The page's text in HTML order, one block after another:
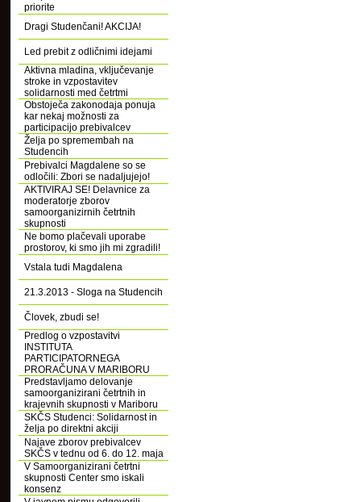
priorite
Dragi Studenčani! AKCIJA!
Led prebit z odličnimi idejami
Aktivna mladina, vključevanje
stroke in vzpostavitev
solidarnosti med četrtmi
Obstoječa zakonodaja ponuja
kar nekaj možnosti za
participacijo prebivalcev
Želja po spremembah na
Studencih
Prebivalci Magdalene so se
odločili: Zbori se nadaljujejo!
AKTIVIRAJ SE! Delavnice za
moderatorje zborov
samoorganizirnih četrtnih
skupnosti
Ne bomo plačevali uporabe
prostorov, ki smo jih mi zgradili!
Vstala tudi Magdalena
21.3.2013 - Sloga na Studencih
Človek, zbudi se!
Predlog o vzpostavitvi
INSTITUTA
PARTICIPATORNEGA
PRORAČUNA V MARIBORU
Predstavljamo delovanje
samoorganizirani četrtnih in
krajevnih skupnosti v Mariboru
SKČS Studenci: Solidarnost in
želja po direktni akciji
Najave zborov prebivalcev
SKČS v tednu od 6. do 12. maja
V Samoorganizirani četrtni
skupnosti Center smo iskali
konsenz